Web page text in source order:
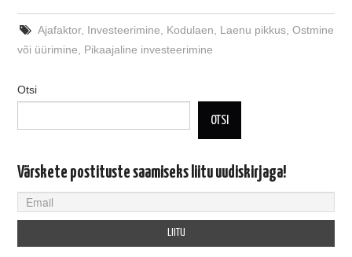
Ajafaktor, Investeerimine Kodulaen Laenu pikkus, Ostmine
või üürimine
Pikaajaline investeerimine
Otsi
OTSI
Värskete postituste saamiseks liitu uudiskirjaga!